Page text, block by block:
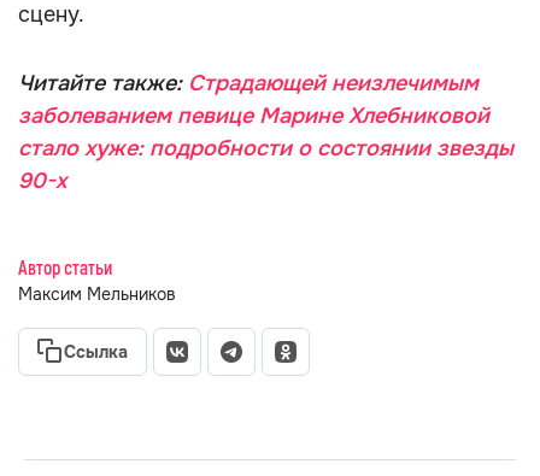
сцену.
Читайте также: Страдающей неизлечимым
заболеванием певице Марине Хлебниковой
стало хуже: подробности о состоянии звезды
90-х
Автор статьи
Максим Мельников
Ссылка